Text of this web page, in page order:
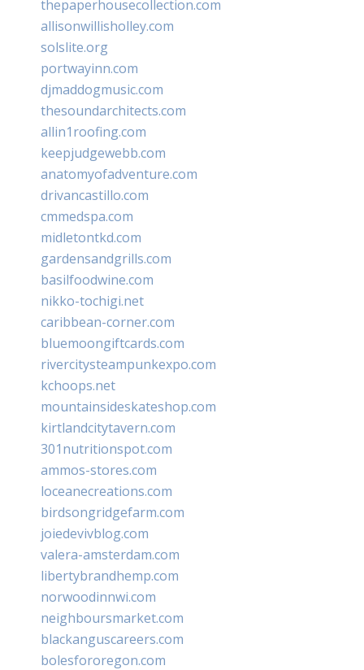
thepaperhousecollection.com
allisonwillisholley.com
solslite.org
portwayinn.com
djmaddogmusic.com
thesoundarchitects.com
allin1roofing.com
keepjudgewebb.com
anatomyofadventure.com
drivancastillo.com
cmmedspa.com
midletontkd.com
gardensandgrills.com
basilfoodwine.com
nikko-tochigi.net
caribbean-corner.com
bluemoongiftcards.com
rivercitysteampunkexpo.com
kchoops.net
mountainsideskateshop.com
kirtlandcitytavern.com
301nutritionspot.com
ammos-stores.com
loceanecreations.com
birdsongridgefarm.com
joiedevivblog.com
valera-amsterdam.com
libertybrandhemp.com
norwoodinnwi.com
neighboursmarket.com
blackanguscareers.com
bolesfororegon.com